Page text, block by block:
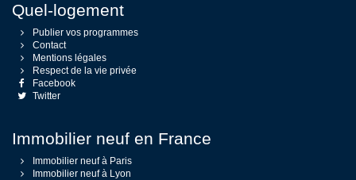
Quel-logement
Publier vos programmes
Contact
Mentions légales
Respect de la vie privée
Facebook
Twitter
Immobilier neuf en France
Immobilier neuf à Paris
Immobilier neuf à Lyon